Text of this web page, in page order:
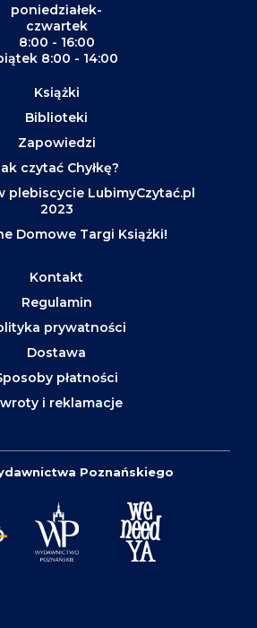
poniedziałek-
czwartek
8:00 - 16:00
8:00 - 14:00
Książki
Biblioteki
Zapowiedzi
czytać Chyłkę?
plebiscycie LubimyCzytać.pl
2023
Domowe Targi Książki!
Kontakt
Regulamin
prywatności
Dostawa
płatności
i reklamacje
Poznańskiego